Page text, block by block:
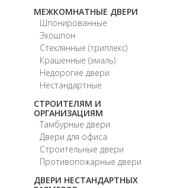
МЕЖКОМНАТНЫЕ ДВЕРИ
Шпонированные
Экошпон
Стеклянные (триплекс)
Крашенные (эмаль)
Недорогие двери
Нестандартные
СТРОИТЕЛЯМ И
ОРГАНИЗАЦИЯМ
Тамбурные двери
Двери для офиса
Строительные двери
Противопожарные двери
ДВЕРИ НЕСТАНДАРТНЫХ